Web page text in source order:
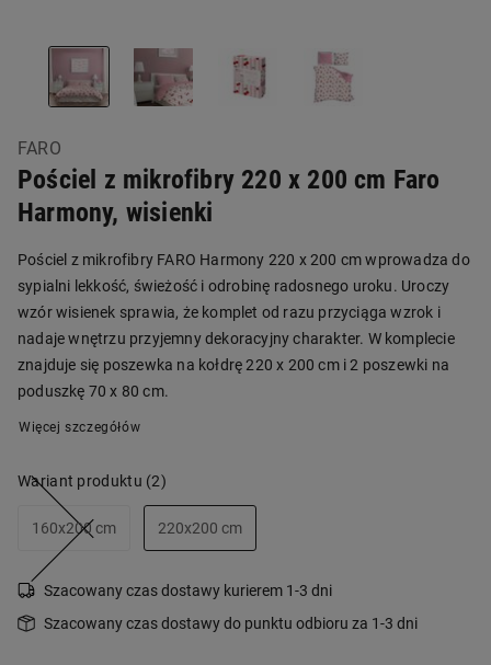
FARO
Pościel z mikrofibry 220 x 200 cm Faro
Harmony, wisienki
Pościel z mikrofibry FARO Harmony 220 x 200 cm wprowadza do
sypialni lekkość, świeżość i odrobinę radosnego uroku. Uroczy
wzór wisienek sprawia, że komplet od razu przyciąga wzrok i
nadaje wnętrzu przyjemny dekoracyjny charakter. W komplecie
znajduje się poszewka na kołdrę 220 x 200 cm i 2 poszewki na
poduszkę 70 x 80 cm.
Więcej szczegółów
Wariant produktu (2)
160x200 cm 220x200 cm
Szacowany czas dostawy kurierem 1-3 dni
Szacowany czas dostawy do punktu odbioru za 1-3 dni